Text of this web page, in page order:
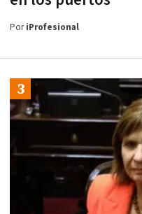
PoriProfesional